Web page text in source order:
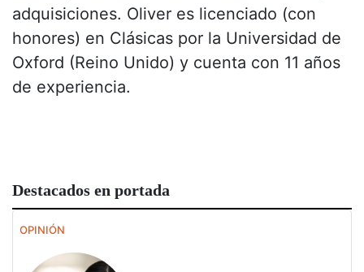
adquisiciones. Oliver es licenciado (con
honores) en Clásicas por la Universidad de
Oxford (Reino Unido) y cuenta con 11 años
de experiencia.
Destacados en portada
OPINIÓN